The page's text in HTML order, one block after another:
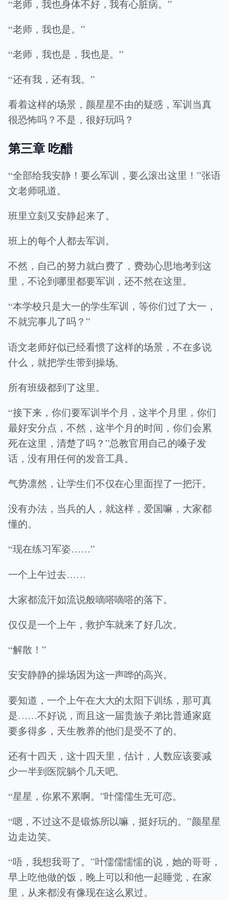
“老师，我也身体不好，我有心脏病。”
“老师，我也是。”
“老师，我也是，我也是。”
“还有我，还有我。”
看着这样的场景，颜星星不由的疑惑，军训当真
很恐怖吗？不是，很好玩吗？
第三章 吃醋
“全部给我安静！要么军训，要么滚出这里！”张语
文老师吼道。
班里立刻又安静起来了。
班上的每个人都去军训。
不然，自己的努力就白费了，费劲心思地考到这
里，不论到哪里都要军训，还不然在这里。
“本学校只是大一的学生军训，等你们过了大一，
不就完事儿了吗？”
语文老师好似已经看惯了这样的场景，不在多说
什么，就把学生带到操场。
所有班级都到了这里。
“接下来，你们要军训半个月，这半个月里，你们
最好安分点，不然，这半个月的时间，你们会累
死在这里，清楚了吗？”总教官用自己的嗓子发
话，没有用任何的发音工具。
气势凛然，让学生们不仅在心里面捏了一把汗。
没有办法，当兵的人，就这样，爱国嘛，大家都
懂的。
“现在练习军姿……”
一个上午过去……
大家都流汗如流说般嘀嗒嘀嗒的落下。
仅仅是一个上午，救护车就来了好几次。
“解散！”
安安静静的操场因为这一声哗的高兴。
要知道，一个上午在大大的太阳下训练，那可真
是……不好说，而且这一届贵族子弟比普通家庭
要多得多，天生教养的他们是受不了的。
还有十四天，这十四天里，估计，人数应该要减
少一半到医院躺个几天吧。
“星星，你累不累啊。”叶儒儒生无可恋。
“嗯，不过这不是锻炼所以嘛，挺好玩的。”颜星星
边走边笑。
“唔，我想我哥了。”叶儒儒懦懦的说，她的哥哥，
早上吃他做的饭，晚上可以和他一起睡觉，在家
里，从来都没有像现在这么累过。